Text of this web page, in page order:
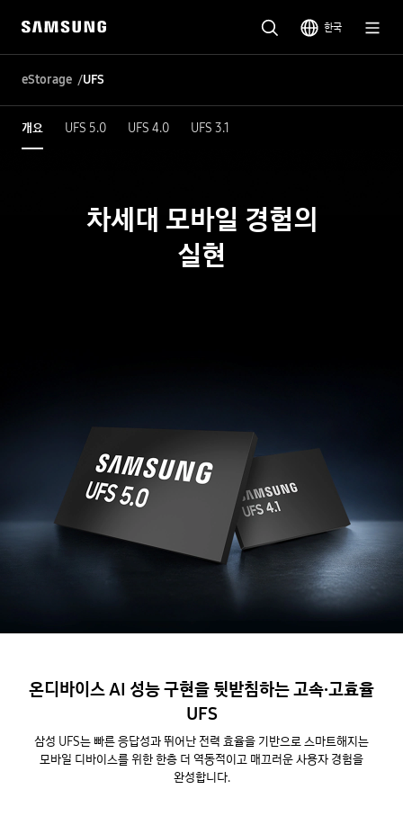
한국
eStorage UFS
개요 UFS 5.0 UFS 4.0 UFS 3.1
차세대 모바일 경험의
실현
온디바이스 AI 성능 구현을 뒷받침하는 고속·고효율
UFS
삼성 UFS는 빠른 응답성과 뛰어난 전력 효율을 기반으로 스마트해지는
모바일 디바이스를 위한 한층 더 역동적이고 매끄러운 사용자 경험을
완성합니다.